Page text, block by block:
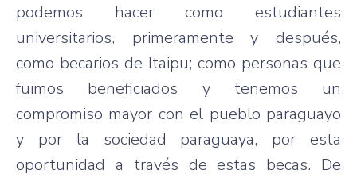
podemos hacer como estudiantes
universitarios, primeramente y después,
como becarios de Itaipu; como personas que
fuimos beneficiados y tenemos un
compromiso mayor con el pueblo paraguayo
y por la sociedad paraguaya, por esta
oportunidad a través de estas becas. De